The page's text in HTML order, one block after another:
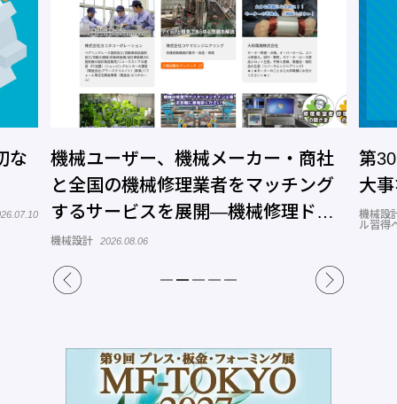
な
機械ユーザー、機械メーカー・商社
と全国の機械修理業者をマッチング
するサービスを展開―機械修理ドッ
トコム
機械設計 2026.08.06
第
大
機械設
ル習得